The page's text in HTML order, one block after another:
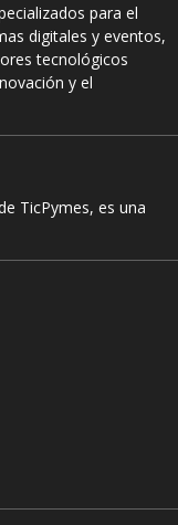
para el
digitales y eventos,
tecnológicos
y el
TicPymes, es una